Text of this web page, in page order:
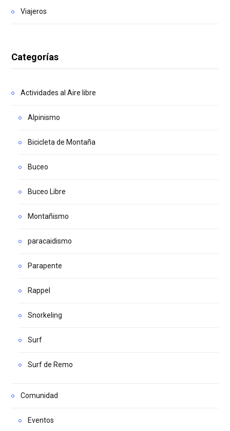
Viajeros
Categorías
Actividades al Aire libre
Alpinismo
Bicicleta de Montaña
Buceo
Buceo Libre
Montañismo
paracaidismo
Parapente
Rappel
Snorkeling
Surf
Surf de Remo
Comunidad
Eventos